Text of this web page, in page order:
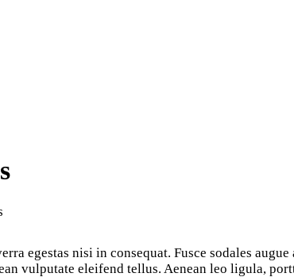
egestas nisi in consequat. Fusce sodales
vulputate eleifend tellus. Aenean leo ligula,